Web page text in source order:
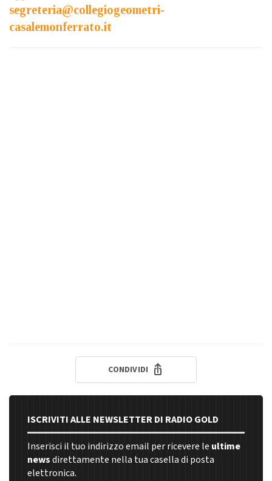
segreteria@collegiogeometri-
casalemonferrato.it
CONDIVIDI
ISCRIVITI ALLE NEWSLETTER DI RADIO GOLD
Inserisci il tuo indirizzo email per ricevere le ultime
newsdirettamente nella tua casella di posta
elettronica.